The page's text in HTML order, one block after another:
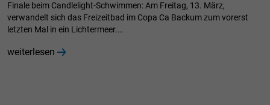
Finale beim Candlelight-Schwimmen: Am Freitag, 13. März,
verwandelt sich das Freizeitbad im Copa Ca Backum zum vorerst
letzten Mal in ein Lichtermeer.…
weiterlesen